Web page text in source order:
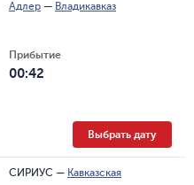
Адлер — Владикавказ
Прибытие
00:42
Выбрать дату
СИРИУС — Кавказская